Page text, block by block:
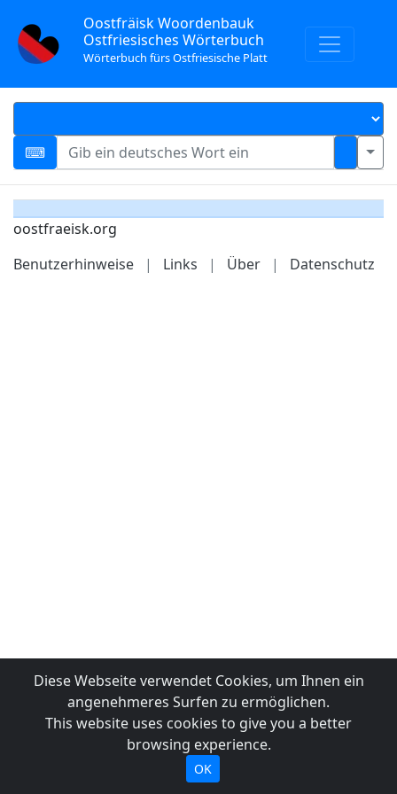
Oostfräisk Woordenbauk
Ostfriesisches Wörterbuch
Wörterbuch fürs Ostfriesische Platt
oostfraeisk.org
Benutzerhinweise
| Links | Über | Datenschutz
Diese Webseite verwendet Cookies, um Ihnen ein
angenehmeres Surfen zu ermöglichen.
This website uses cookies to give you a better
browsing experience.
OK